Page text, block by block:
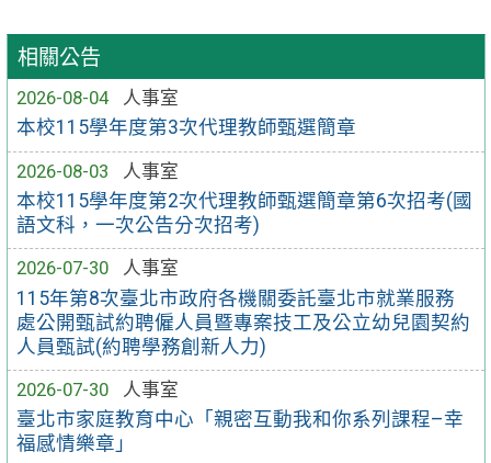
相關公告
2026-08-04
人事室
本校115學年度第3次代理教師甄選簡章
2026-08-03
人事室
本校115學年度第2次代理教師甄選簡章第6次招考(國
語文科，一次公告分次招考)
2026-07-30
人事室
115年第8次臺北市政府各機關委託臺北市就業服務
處公開甄試約聘僱人員暨專案技工及公立幼兒園契約
人員甄試(約聘學務創新人力)
2026-07-30
人事室
臺北市家庭教育中心「親密互動我和你系列課程–幸
福感情樂章」